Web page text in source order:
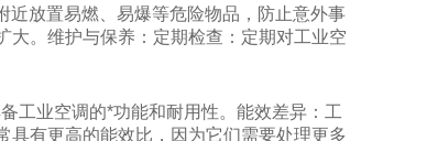
近放置易燃、易爆等危险物品，防止意外事
大。维护与保养：定期检查：定期对工业空
工业空调的*功能和耐用性。 能效差异： 工
具有更高的能效比，因为它们需要处理更多